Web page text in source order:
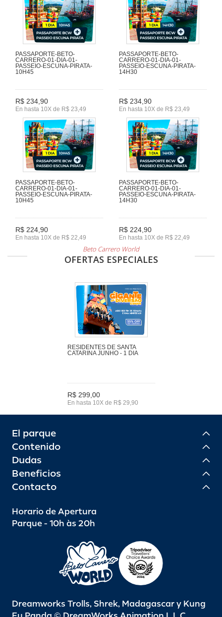
PASSAPORTE-BETO-
CARRERO-01-DIA-01-
PASSEIO-ESCUNA-PIRATA-
10H45
R$ 234,90
En hasta 10X de R$ 23,49
PASSAPORTE-BETO-
CARRERO-01-DIA-01-
PASSEIO-ESCUNA-PIRATA-
14H30
R$ 234,90
En hasta 10X de R$ 23,49
PASSAPORTE-BETO-
CARRERO-01-DIA-01-
PASSEIO-ESCUNA-PIRATA-
10H45
R$ 224,90
En hasta 10X de R$ 22,49
PASSAPORTE-BETO-
CARRERO-01-DIA-01-
PASSEIO-ESCUNA-PIRATA-
14H30
R$ 224,90
En hasta 10X de R$ 22,49
Beto Carrero World
OFERTAS ESPECIALES
RESIDENTES DE SANTA
CATARINA JUNHO - 1 DIA
R$ 299,00
En hasta 10X de R$ 29,90
El parque
Contenido
Dudas
Beneficios
Contacto
Horario de Apertura
Parque - 10h às 20h
Dreamworks Trolls, Shrek, Madagascar y Kung